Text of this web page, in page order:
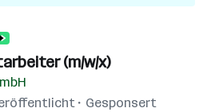
(m/w/x)
Gesponsert